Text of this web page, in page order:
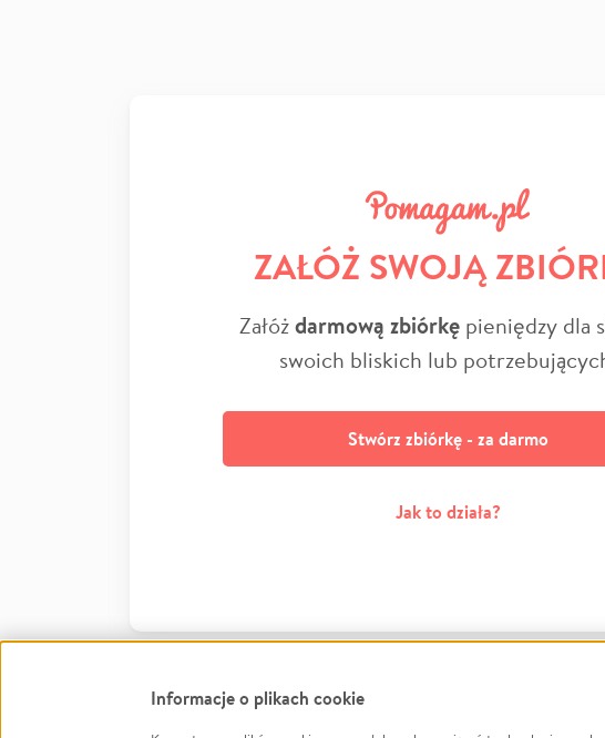
ZAŁÓŻ SWOJĄ
Załóżdarmową zbiórkępieniędzy dla
swoich bliskich lub
Stwórz zbiórkę - za darmo
Jak to działa?
Informacje o plikach cookie